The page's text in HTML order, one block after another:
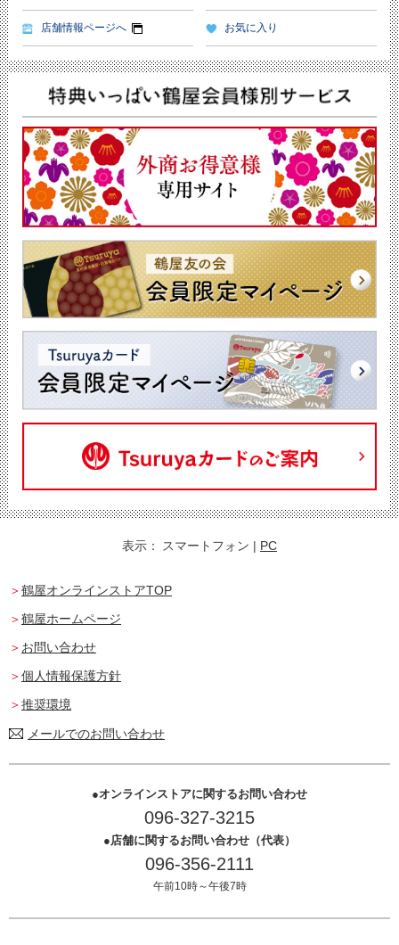
店舗情報ページへ お気に入り
表示： スマートフォン | PC
鶴屋オンラインストアTOP
鶴屋ホームページ
お問い合わせ
個人情報保護方針
推奨環境
メールでのお問い合わせ
オンラインストアに関するお問い合わせ
096-327-3215
店舗に関するお問い合わせ（代表）
096-356-2111
午前10時～午後7時